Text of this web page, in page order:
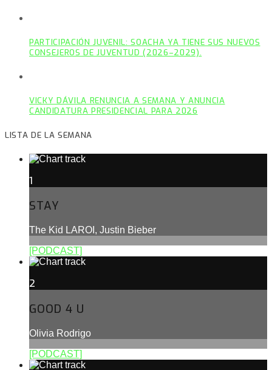
PARTICIPACIÓN JUVENIL: SOACHA YA TIENE SUS NUEVOS
CONSEJEROS DE JUVENTUD (2026–2029).
VICKY DÁVILA RENUNCIA A SEMANA Y ANUNCIA
CANDIDATURA PRESIDENCIAL PARA 2026
LISTA DE LA SEMANA
1
STAY
The Kid LAROI, Justin Bieber
[PODCAST]
2
GOOD 4 U
Olivia Rodrigo
[PODCAST]